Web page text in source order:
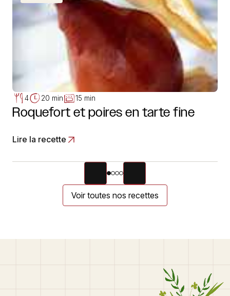
4 20 min 15 min
Roquefort et poires en tarte fine
Lire la recette
Voir toutes nos recettes